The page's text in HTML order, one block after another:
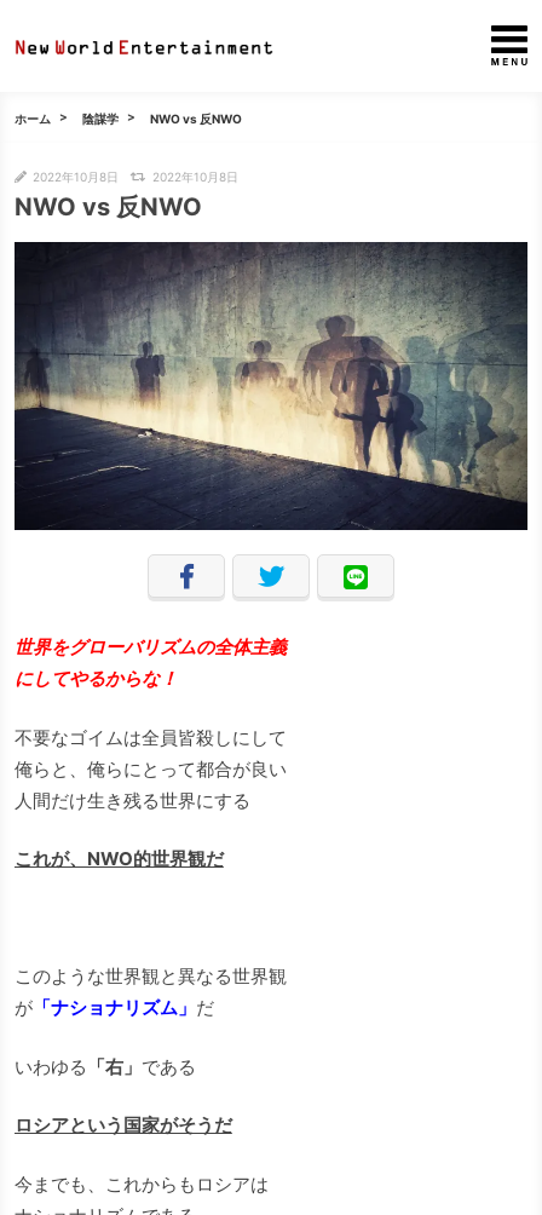
ホーム 陰謀学 NWO vs 反NWO
2022年10月8日 2022年10月8日
NWO vs 反NWO
世界をグローバリズムの全体主義
にしてやるからな！
不要なゴイムは全員皆殺しにして
俺らと、俺らにとって都合が良い
人間だけ生き残る世界にする
これが、NWO的世界観だ
このような世界観と異なる世界観
が「ナショナリズム」 だ
いわゆる 「右」 である
ロシアという国家がそうだ
今までも、これからもロシアは